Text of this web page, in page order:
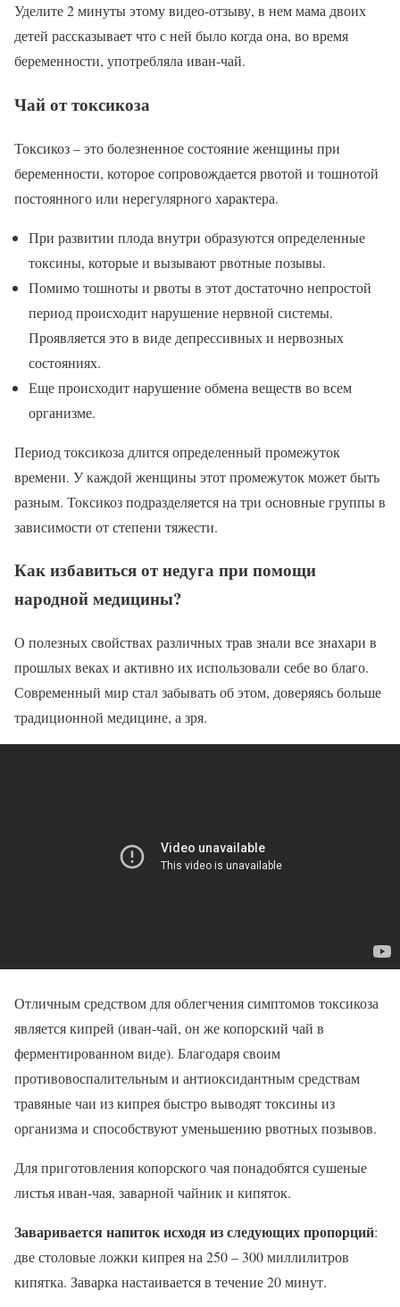
Уделите 2 минуты этому видео-отзыву, в нем мама двоих
детей рассказывает что с ней было когда она, во время
беременности, употребляла иван-чай.
Чай от токсикоза
Токсикоз – это болезненное состояние женщины при
беременности, которое сопровождается рвотой и тошнотой
постоянного или нерегулярного характера.
При развитии плода внутри образуются определенные
токсины, которые и вызывают рвотные позывы.
Помимо тошноты и рвоты в этот достаточно непростой
период происходит нарушение нервной системы.
Проявляется это в виде депрессивных и нервозных
состояниях.
Еще происходит нарушение обмена веществ во всем
организме.
Период токсикоза длится определенный промежуток
времени. У каждой женщины этот промежуток может быть
разным. Токсикоз подразделяется на три основные группы в
зависимости от степени тяжести.
Как избавиться от недуга при помощи
народной медицины?
О полезных свойствах различных трав знали все знахари в
прошлых веках и активно их использовали себе во благо.
Современный мир стал забывать об этом, доверяясь больше
традиционной медицине, а зря.
Отличным средством для облегчения симптомов токсикоза
является кипрей (иван-чай, он же копорский чай в
ферментированном виде). Благодаря своим
противовоспалительным и антиоксидантным средствам
травяные чаи из кипрея быстро выводят токсины из
организма и способствуют уменьшению рвотных позывов.
Для приготовления копорского чая понадобятся сушеные
листья иван-чая, заварной чайник и кипяток.
Заваривается напиток исходя из следующих пропорций:
две столовые ложки кипрея на 250 – 300 миллилитров
кипятка. Заварка настаивается в течение 20 минут.